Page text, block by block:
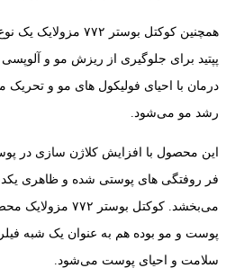
همچنین کوکتل بوستر
پپتید برای جلوگیری از ریزش مو و
درمان با احیای فولیکول های مو و
رشد مو می‌شود.
این محصول با افزایش کلاژن سازی در
فر روفتگی های پوستی شده و ظاهری
می‌بخشد. کوکتل
پوست و مو بوده هم به عنوان یک شبه
سلامت و احیای پوست می‌شود.